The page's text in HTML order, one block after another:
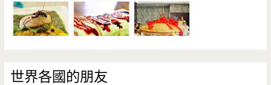
世界各國的朋友